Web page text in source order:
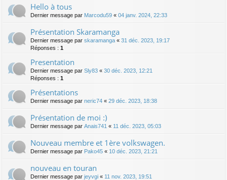
Hello à tous
Dernier message par Marcodu59 « 04 janv. 2024, 22:33
Présentation Skaramanga
Dernier message par skaramanga « 31 déc. 2023, 19:17
Réponses : 1
Presentation
Dernier message par Sly83 « 30 déc. 2023, 12:21
Réponses : 1
Présentations
Dernier message par neric74 « 29 déc. 2023, 18:38
Présentation de moi :)
Dernier message par Anais741 « 11 déc. 2023, 05:03
Nouveau membre et 1ère volkswagen.
Dernier message par Pako45 « 10 déc. 2023, 21:21
nouveau en touran
Dernier message par jeyvgi « 11 nov. 2023, 19:51